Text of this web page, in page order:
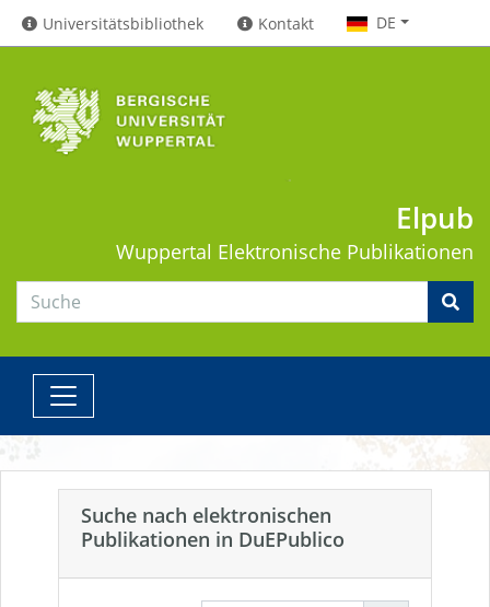
Universitätsbibliothek Kontakt DE
Elpub
Wuppertal Elektronische Publikationen
Suche nach elektronischen
Publikationen in DuEPublico